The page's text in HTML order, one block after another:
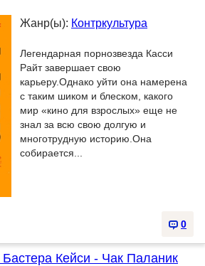
Жанр(ы): Контркультура
Легендарная порнозвезда Касси
Райт завершает свою
карьеру.Однако уйти она намерена
с таким шиком и блеском, какого
мир «кино для взрослых» еще не
знал за всю свою долгую и
многотрудную историю.Она
собирается...
0
Кейси - Чак Паланик